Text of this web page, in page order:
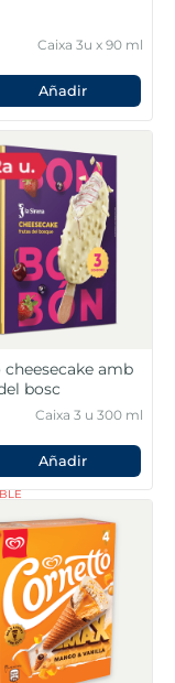
Caixa 3u x 90 ml
Añadir
amb
bosc
Caixa 3 u 300 ml
Añadir